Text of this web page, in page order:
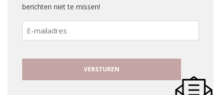
berichten niet te missen!
E-
mailadres